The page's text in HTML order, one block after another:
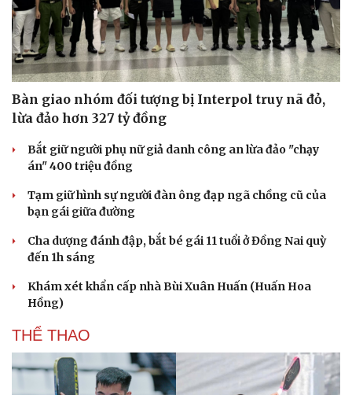
Tư vấn
Săn Tour
Câu chuyện thời sự
Kể chuyện cho bé
Bàn giao nhóm đối tượng bị Interpol truy nã đỏ,
lừa đảo hơn 327 tỷ đồng
Bắt giữ người phụ nữ giả danh công an lừa đảo "chạy
án" 400 triệu đồng
Tạm giữ hình sự người đàn ông đạp ngã chồng cũ của
bạn gái giữa đường
Cha dượng đánh đập, bắt bé gái 11 tuổi ở Đồng Nai quỳ
đến 1h sáng
Khám xét khẩn cấp nhà Bùi Xuân Huấn (Huấn Hoa
Hồng)
THỂ THAO